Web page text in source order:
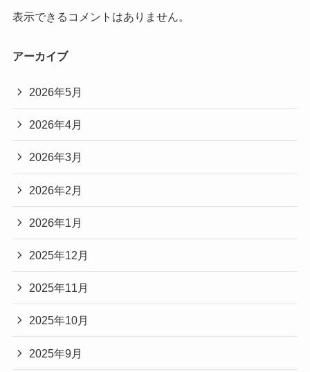
表示できるコメントはありません。
アーカイブ
2026年5月
2026年4月
2026年3月
2026年2月
2026年1月
2025年12月
2025年11月
2025年10月
2025年9月